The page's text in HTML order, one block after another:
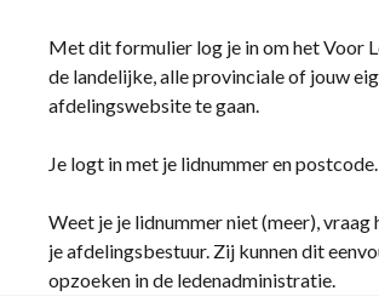
Met dit formulier log je in om het Voor
de landelijke, alle provinciale of jouw
afdelingswebsite te gaan.
Je logt in met je lidnummer en postcode.
Weet je je lidnummer niet (meer), vraag
je afdelingsbestuur. Zij kunnen dit
opzoeken in de ledenadministratie.